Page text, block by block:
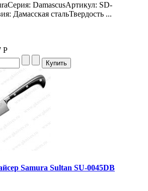
DamascusАртикул: SD-
Дамасская стальТвердость ...
Р
Samura Sultan SU-0045DB